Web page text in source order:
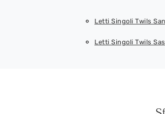
Letti Singoli Twils
Letti Singoli Twils